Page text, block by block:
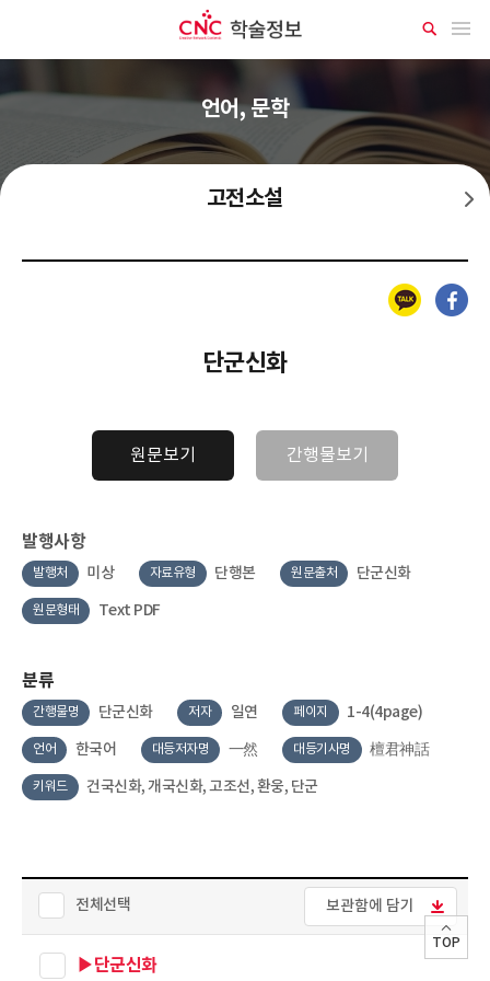
메뉴 열기
상
세
언어, 문학
고전소설 설화문학
카카오톡 페이스북
단군신화
원문보기 간행물보기
발행사항
발행처 미상 자료유형 단행본 원문출처 단군신화
원문형태 Text PDF
분류
간행물명 단군신화 저자 일연 페이지 1-4(4page)
언어 한국어 대등저자명 一然 대등기사명 檀君神話
키워드 건국신화, 개국신화, 고조선, 환웅, 단군
전체선택 보관함에 담기
▶단군신화
TOP